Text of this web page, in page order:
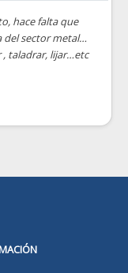
hace falta que
del sector metal…
, taladrar, lijar…etc